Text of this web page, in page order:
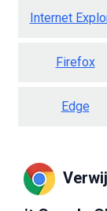
Internet
Firefox
Edge